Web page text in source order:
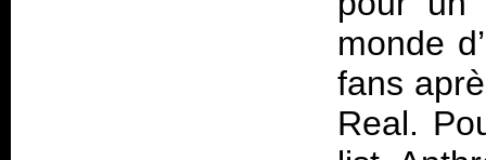
monde
fans
Real.